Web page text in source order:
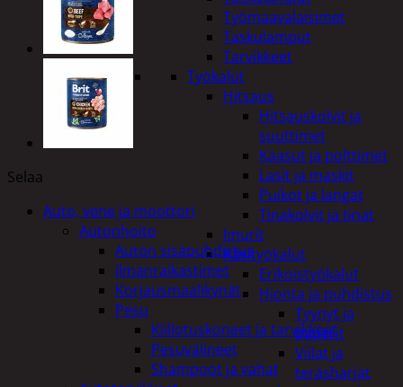
Työmaavalaisimet
Taskulamput
Tarvikkeet
Työkalut
Hitsaus
Hitsauskolvit ja
suuttimet
Kaasut ja polttimet
Lasit ja maskit
Puikot ja langat
Tinakolvit ja tinat
Imurit
Käsityökalut
Erikoistyökalut
Hionta ja puhdistus
Tyynyt ja
paperit
Viilat ja
teräsharjat
Selaa
Auto, vene ja moottori
Autonhoito
Auton sisäpuhdistus
ilmanraikastimet
Korjausmaalikynät
Pesu
Kiillotuskoneet ja tarvikkeet
Pesuvälineet
Shampoot ja vahat